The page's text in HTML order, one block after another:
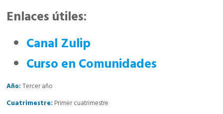
Enlaces útiles:
Canal Zulip
Curso en Comunidades
Año:Tercer año
Cuatrimestre: Primer cuatrimestre